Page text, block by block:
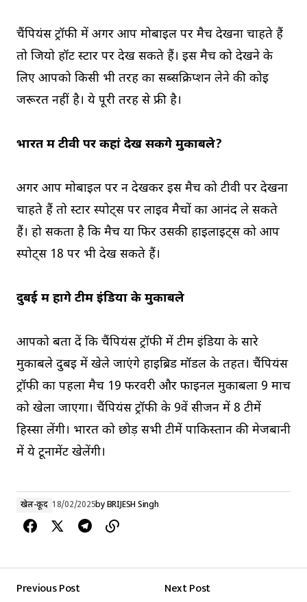
चैंपियंस ट्रॉफी में अगर आप मोबाइल पर मैच देखना चाहते हैं
तो जियो हॉट स्टार पर देख सकते हैं। इस मैच को देखने के
लिए आपको किसी भी तरह का सब्सक्रिप्शन लेने की कोई
जरूरत नहीं है। ये पूरी तरह से फ्री है।
भारत में टीवी पर कहां देख सकेंगे मुकाबले?
अगर आप मोबाइल पर न देखकर इस मैच को टीवी पर देखना
चाहते हैं तो स्टार स्पोर्ट्स पर लाइव मैचों का आनंद ले सकते
हैं। हो सकता है कि मैच या फिर उसकी हाईलाइट्स को आप
स्पोर्ट्स 18 पर भी देख सकते हैं।
दुबई में होंगे टीम इंडिया के मुकाबले
आपको बता दें कि चैंपियंस ट्रॉफी में टीम इंडिया के सारे
मुकाबले दुबई में खेले जाएंगे हाइब्रिड मॉडल के तहत। चैंपियंस
ट्रॉफी का पहला मैच 19 फरवरी और फाइनल मुकाबला 9 मार्च
को खेला जाएगा। चैंपियंस ट्रॉफी के 9वें सीजन में 8 टीमें
हिस्सा लेंगी। भारत को छोड़ सभी टीमें पाकिस्तान की मेजबानी
में ये टूर्नामेंट खेलेंगी।
खेल-कूद 18/02/2025byBRIJESH Singh
Previous Post
Next Post